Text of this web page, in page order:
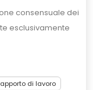
consensuale dei
esclusivamente
di lavoro